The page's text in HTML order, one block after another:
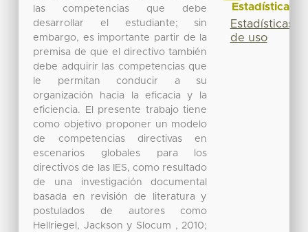
las competencias que debe
desarrollar el estudiante; sin
embargo, es importante partir de la
premisa de que el directivo también
debe adquirir las competencias que
le permitan conducir a su
organización hacia la eficacia y la
eficiencia. El presente trabajo tiene
como objetivo proponer un modelo
de competencias directivas en
escenarios globales para los
directivos de las IES, como resultado
de una investigación documental
basada en revisión de literatura y
postulados de autores como
Hellriegel, Jackson y Slocum , 2010;
Estadísticas
Estadísticas
de uso